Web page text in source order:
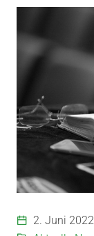
2. Juni 2022